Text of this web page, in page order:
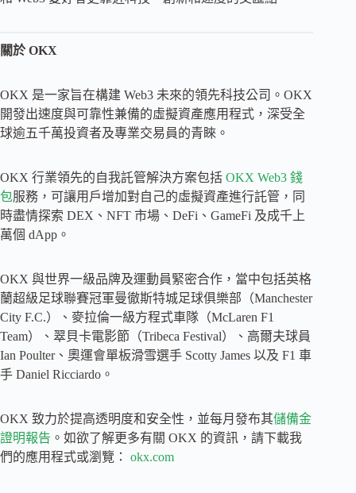
關於 OKX
OKX 是一家旨在構建 Web3 未來的領先科技公司。OKX
開發出速度與可靠性兼備的虛擬資產應用程式，深受全
球逾五千萬投資者及專業交易員的青睞。
OKX 行業領先的自我託管解決方案包括 OKX Web3 錢
包服務，可讓用戶增加對自己的虛擬資產進行託管，同
時盡情探索 DEX、NFT 市場、DeFi、GameFi 及成千上
萬個 dApp。
OKX 與世界一級品牌及運動員緊密合作，當中包括英格
蘭超級足球聯賽冠軍曼徹斯特城足球俱樂部（Manchester
City F.C.）、麥拉倫一級方程式車隊（McLaren F1
Team）、翠貝卡電影節（Tribeca Festival）、高爾夫球員
Ian Poulter、奧運會單板滑雪選手 Scotty James 以及 F1 車
手 Daniel Ricciardo。
OKX 致力於提高透明度和安全性，並每月發布其儲備金
證明報告 。如欲了解更多有關 OKX 的資訊，請下載我
們的應用程式或瀏覽：
okx.com